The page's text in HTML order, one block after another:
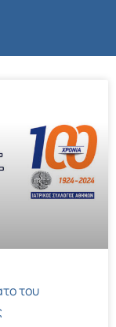
του